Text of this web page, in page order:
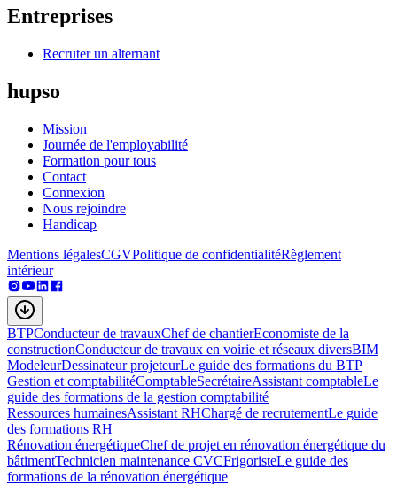
Entreprises
Recruter un alternant
hupso
Mission
Journée de l'employabilité
Formation pour tous
Contact
Connexion
Nous rejoindre
Handicap
Mentions légalesCGVPolitique de confidentialitéRèglement
intérieur
BTPConducteur de travauxChef de chantierEconomiste de la
constructionConducteur de travaux en voirie et réseaux diversBIM
ModeleurDessinateur projeteurLe guide des formations du BTP
Gestion et comptabilitéComptableSecrétaireAssistant comptableLe
guide des formations de la gestion comptabilité
Ressources humainesAssistant RHChargé de recrutementLe guide
des formations RH
Rénovation énergétiqueChef de projet en rénovation énergétique du
bâtimentTechnicien maintenance CVCFrigoristeLe guide des
formations de la rénovation énergétique